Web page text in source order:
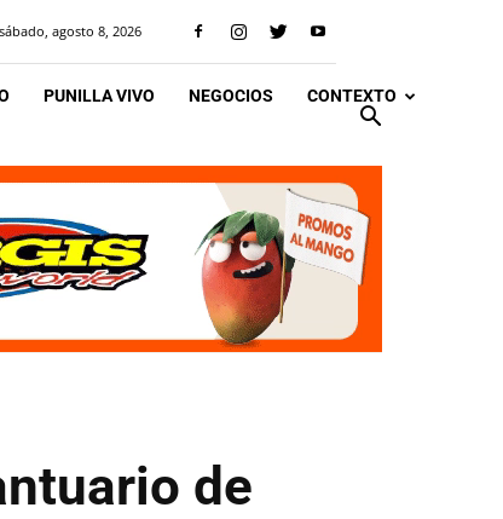
sábado, agosto 8, 2026
PUNILLA VIVO NEGOCIOS CONTEXTO
de